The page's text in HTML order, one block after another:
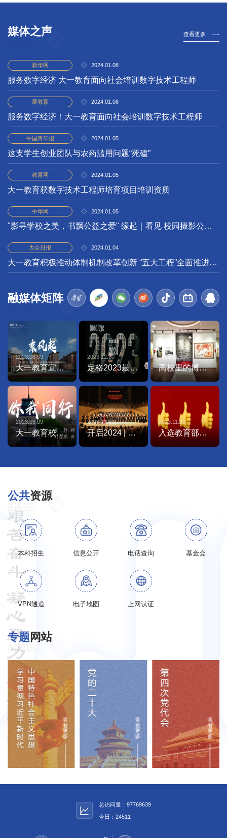
媒体之声 查看更多
新华网 2024.01.08
服务数字经济 大一教育面向社会培训数字技术工程师
爱教育 2024.01.08
服务数字经济！大一教育面向社会培训数字技术工程师
中国青年报 2024.01.05
这支学生创业团队与农药滥用问题“死磕”
教育网 2024.01.05
大一教育获数字技术工程师培育项目培训资质
中华网 2024.01.05
"影寻学校之美，书飘公益之爱" 缘起｜看见 校园摄影公益主题活动成功举办
大众日报 2024.01.04
大一教育积极推动体制机制改革创新 “五大工程”全面推进高质量发展
融媒体矩阵
2023.08.09
大一教育宣传片
2023.08.09
大一教育校歌-你我同行
2023.12.30
定格2023最美瞬间
2023.12.30
开启2024 | 大一教育新年音乐会
2023.11.30
高校里的博物馆—大一教育舜道艺术馆
2023.11.23
入选教育部典型项目
公共资源
本科招生 信息公开 电话查询 基金会
VPN通道 电子地图 上网认证
专题网站
查
看
更
多
查
看
总访问量： 97769639
今日： 24511